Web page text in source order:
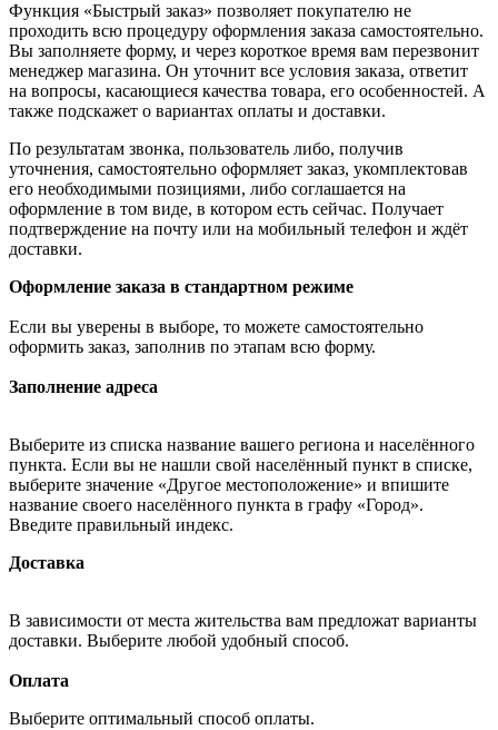
Функция «Быстрый заказ» позволяет покупателю не
проходить всю процедуру оформления заказа самостоятельно.
Вы заполняете форму, и через короткое время вам перезвонит
менеджер магазина. Он уточнит все условия заказа, ответит
на вопросы, касающиеся качества товара, его особенностей. А
также подскажет о вариантах оплаты и доставки.
По результатам звонка, пользователь либо, получив
уточнения, самостоятельно оформляет заказ, укомплектовав
его необходимыми позициями, либо соглашается на
оформление в том виде, в котором есть сейчас. Получает
подтверждение на почту или на мобильный телефон и ждёт
доставки.
Оформление заказа в стандартном режиме
Если вы уверены в выборе, то можете самостоятельно
оформить заказ, заполнив по этапам всю форму.
Заполнение адреса
Выберите из списка название вашего региона и населённого
пункта. Если вы не нашли свой населённый пункт в списке,
выберите значение «Другое местоположение» и впишите
название своего населённого пункта в графу «Город».
Введите правильный индекс.
Доставка
В зависимости от места жительства вам предложат варианты
доставки. Выберите любой удобный способ.
Оплата
Выберите оптимальный способ оплаты.